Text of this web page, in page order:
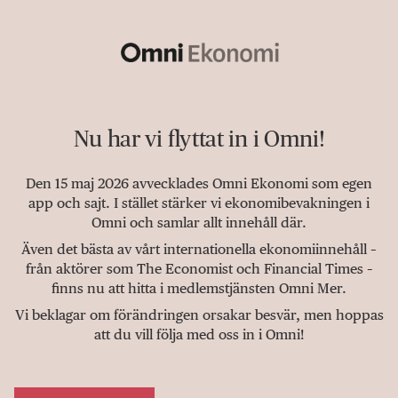
Nu har vi flyttat in i Omni!
Den 15 maj 2026 avvecklades Omni Ekonomi som egen
app och sajt. I stället stärker vi ekonomibevakningen i
Omni och samlar allt innehåll där.
Även det bästa av vårt internationella ekonomiinnehåll –
från aktörer som The Economist och Financial Times –
finns nu att hitta i medlemstjänsten Omni Mer.
Vi beklagar om förändringen orsakar besvär, men hoppas
att du vill följa med oss in i Omni!